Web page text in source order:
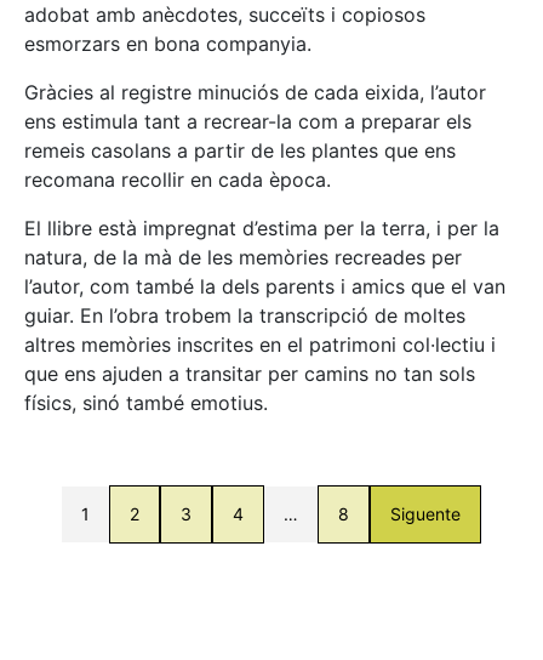
adobat amb anècdotes, succeïts i copiosos
esmorzars en bona companyia.
Gràcies al registre minuciós de cada eixida, l’autor
ens estimula tant a recrear-la com a preparar els
remeis casolans a partir de les plantes que ens
recomana recollir en cada època.
El llibre està impregnat d’estima per la terra, i per la
natura, de la mà de les memòries recreades per
l’autor, com també la dels parents i amics que el van
guiar. En l’obra trobem la transcripció de moltes
altres memòries inscrites en el patrimoni col·lectiu i
que ens ajuden a transitar per camins no tan sols
físics, sinó també emotius.
1 2 3 4 … 8 Siguente